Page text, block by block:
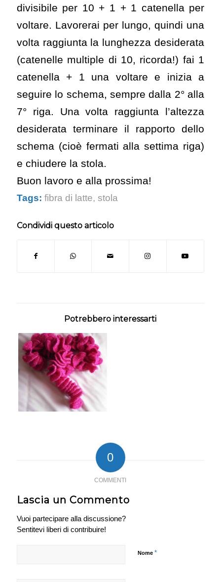
divisibile per 10 + 1 + 1 catenella per
voltare. Lavorerai per lungo, quindi una
volta raggiunta la lunghezza desiderata
(catenelle multiple di 10, ricorda!) fai 1
catenella + 1 una voltare e inizia a
seguire lo schema, sempre dalla 2° alla
7° riga. Una volta raggiunta l’altezza
desiderata terminare il rapporto dello
schema (cioè fermati alla settima riga)
e chiudere la stola.
Buon lavoro e alla prossima!
Tags: fibra di latte, stola
Condividi questo articolo
Potrebbero interessarti
0
COMMENTI
Lascia un Commento
Vuoi partecipare alla discussione?
Sentitevi liberi di contribuire!
Nome *